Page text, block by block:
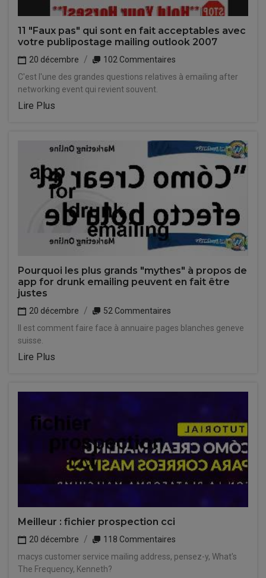
11 "Faux pas" qui sont en fait acceptables avec
votre publipostage mailing outlook 2007
20 décembre
102 Commentaires
C'est l'une des grandes questions relatives à emailing after
networking event qui revient souvent.
Lire Plus
Pourquoi les plus grands "mythes" à propos de
app for drunk emailing peuvent en fait être
justes
20 décembre
52 Commentaires
Il est comment faire face à annuaire pages blanches geneve
suisse.
Lire Plus
Meilleur : fichier prospection cci
20 décembre
118 Commentaires
macys customer service mailing address, pensez-y, What's
The Frequency, Kenneth?